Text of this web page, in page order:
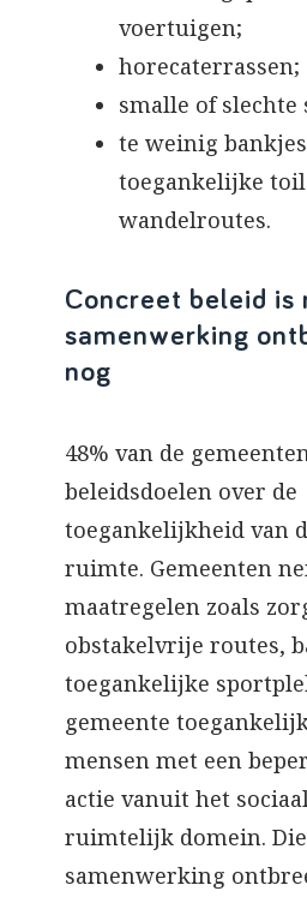
voertuigen;
horecaterrassen;
smalle of slechte
te weinig
toegankelijke
wandelroutes.
Concreet beleid is
samenwerking
nog
48% van de
beleidsdoelen over de
toegankelijkheid van
ruimte. Gemeenten
maatregelen zoals
obstakelvrije routes,
toegankelijke
gemeente
mensen met een
actie vanuit het
ruimtelijk domein. Die
samenwerking